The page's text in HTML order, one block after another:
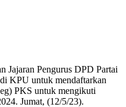
Jajaran Pengurus DPD Partai
KPU untuk mendaftarkan
PKS untuk mengikuti
Jumat, (12/5/23).